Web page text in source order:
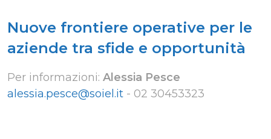
Nuove frontiere operative per le
aziende tra sfide e opportunità
Per informazioni: Alessia Pesce
alessia.pesce@soiel.it - 02 30453323